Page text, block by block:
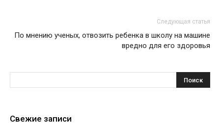
Следующая статья
По мнению ученых, отвозить ребенка в школу на машине
вредно для его здоровья
Свежие записи